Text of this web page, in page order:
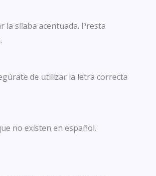
la sílaba acentuada. Presta
de utilizar la letra correcta
no existen en español.